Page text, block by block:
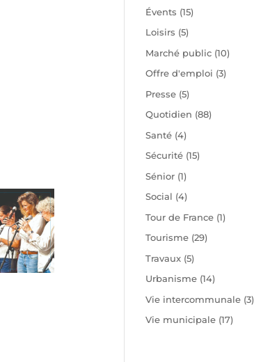
Évents (15)
Loisirs (5)
Marché public (10)
Offre d'emploi (3)
Presse (5)
Quotidien (88)
Santé (4)
Sécurité (15)
Sénior (1)
Social (4)
Tour de France (1)
Tourisme (29)
Travaux (5)
Urbanisme (14)
Vie intercommunale (3)
Vie municipale (17)